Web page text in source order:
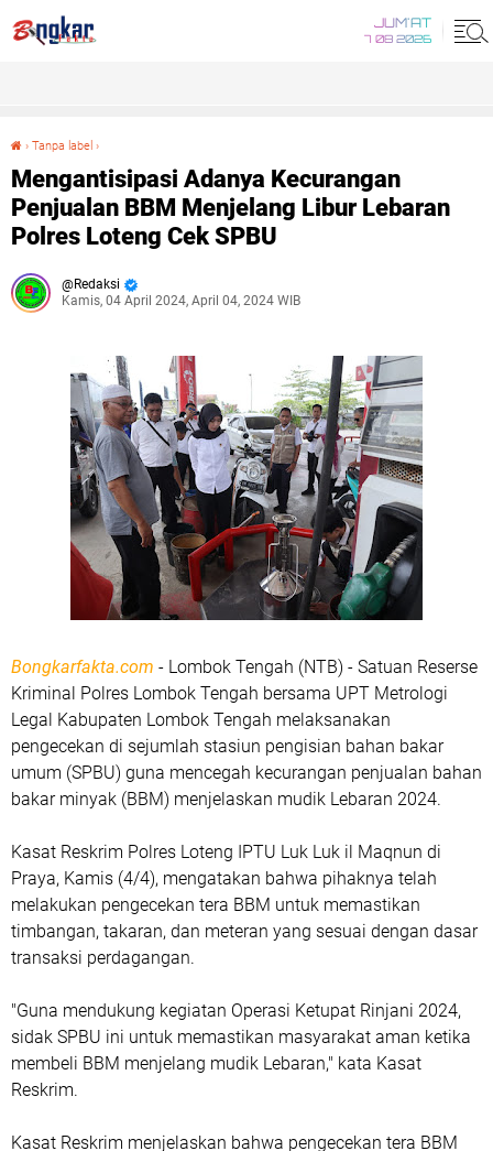
JUM'AT
7 08 2026
› Tanpa label ›
Mengantisipasi Adanya Kecurangan
Penjualan BBM Menjelang Libur Lebaran
Polres Loteng Cek SPBU
Redaksi
Kamis, 04 April 2024, April 04, 2024 WIB
Bongkarfakta.com - Lombok Tengah (NTB) - Satuan Reserse
Kriminal Polres Lombok Tengah bersama UPT Metrologi
Legal Kabupaten Lombok Tengah melaksanakan
pengecekan di sejumlah stasiun pengisian bahan bakar
umum (SPBU) guna mencegah kecurangan penjualan bahan
bakar minyak (BBM) menjelaskan mudik Lebaran 2024.
Kasat Reskrim Polres Loteng IPTU Luk Luk il Maqnun di
Praya, Kamis (4/4), mengatakan bahwa pihaknya telah
melakukan pengecekan tera BBM untuk memastikan
timbangan, takaran, dan meteran yang sesuai dengan dasar
transaksi perdagangan.
"Guna mendukung kegiatan Operasi Ketupat Rinjani 2024,
sidak SPBU ini untuk memastikan masyarakat aman ketika
membeli BBM menjelang mudik Lebaran," kata Kasat
Reskrim.
Kasat Reskrim menjelaskan bahwa pengecekan tera BBM